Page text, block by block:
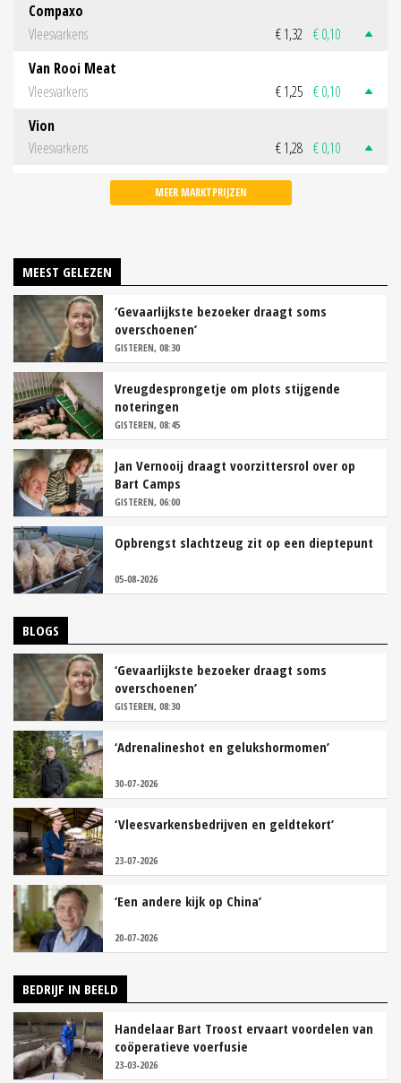
Compaxo
Vleesvarkens
€ 1,32 € 0,10
Van Rooi Meat
Vleesvarkens
€ 1,25 € 0,10
Vion
Vleesvarkens
€ 1,28 € 0,10
MEER MARKTPRIJZEN
MEEST GELEZEN
‘Gevaarlijkste bezoeker draagt soms
overschoenen’
GISTEREN, 08:30
Vreugdesprongetje om plots stijgende
noteringen
GISTEREN, 08:45
Jan Vernooij draagt voorzittersrol over op
Bart Camps
GISTEREN, 06:00
Opbrengst slachtzeug zit op een dieptepunt
05-08-2026
BLOGS
‘Gevaarlijkste bezoeker draagt soms
overschoenen’
GISTEREN, 08:30
‘Adrenalineshot en gelukshormomen’
30-07-2026
‘Vleesvarkensbedrijven en geldtekort’
23-07-2026
‘Een andere kijk op China’
20-07-2026
BEDRIJF IN BEELD
Handelaar Bart Troost ervaart voordelen van
coöperatieve voerfusie
23-03-2026